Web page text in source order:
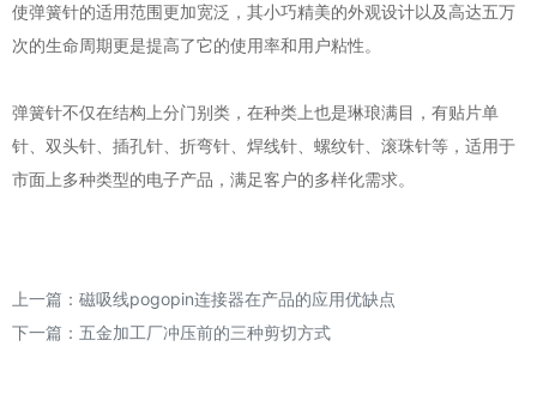
使弹簧针的适用范围更加宽泛，其小巧精美的外观设计以及高达五万
次的生命周期更是提高了它的使用率和用户粘性。
弹簧针不仅在结构上分门别类，在种类上也是琳琅满目，有贴片单
针、双头针、插孔针、折弯针、焊线针、螺纹针、滚珠针等，适用于
市面上多种类型的电子产品，满足客户的多样化需求。
上一篇： 磁吸线pogopin连接器在产品的应用优缺点
下一篇： 五金加工厂冲压前的三种剪切方式